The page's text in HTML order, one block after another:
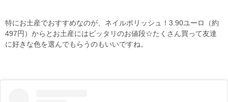
特にお土産でおすすめなのが、ネイルポリッシュ！3.90ユーロ（約
497円）からとお土産にはピッタリのお値段☆たくさん買って友達
に好きな色を選んでもらうのもいいですね。